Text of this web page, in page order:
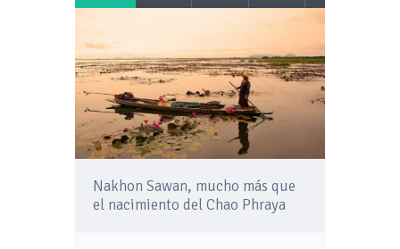
Nakhon Sawan, mucho más que
el nacimiento del Chao Phraya